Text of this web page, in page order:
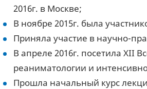
2016г. в Москве;
В ноябре 2015г. была
Приняла участие в научно-
В апреле 2016г. посетила XII
реаниматологии и
Прошла начальный курс